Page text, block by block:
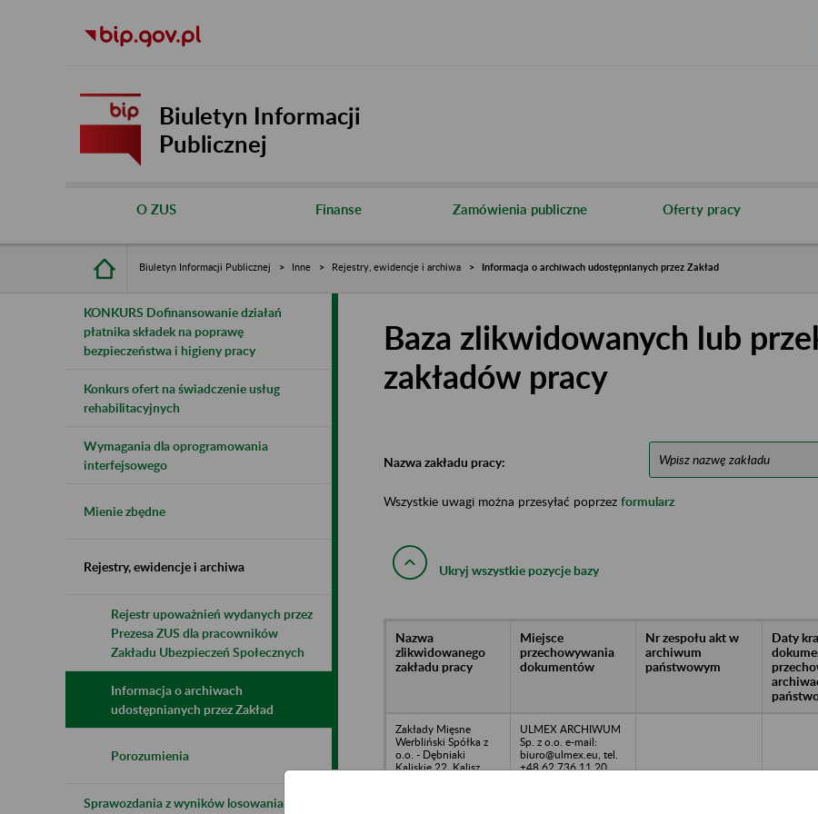
Biuletyn Informacji
Publicznej
O ZUS Finanse Zamówienia publiczne Oferty pracy
Biuletyn Informacji Publicznej Inne Rejestry, ewidencje i archiwa Informacja o archiwach udostępnianych przez Zakład
KONKURS Dofinansowanie działań
płatnika składek na poprawę
bezpieczeństwa i higieny pracy
Konkurs ofert na świadczenie usług
rehabilitacyjnych
Wymagania dla oprogramowania
interfejsowego
Mienie zbędne
Rejestry, ewidencje i archiwa
Rejestr upoważnień wydanych przez
Prezesa ZUS dla pracowników
Zakładu Ubezpieczeń Społecznych
Informacja o archiwach
udostępnianych przez Zakład
Porozumienia
Sprawozdania z wyników losowania do
Baza zlikwidowanych lub
zakładów pracy
Nazwa zakładu pracy:
Wszystkie uwagi można przesyłać poprzez formularz
Ukryj wszystkie pozycje bazy
Nazwa
zlikwidowanego
zakładu pracy
Miejsce
przechowywania
dokumentów
Nr zespołu akt w
archiwum
państwowym
Daty
Zakłady Mięsne
Werbliński Spółka z
o.o. - Dębniaki
Kaliskie 22, Kalisz
ULMEX ARCHIWUM
Sp. z o.o. e-mail:
biuro@ulmex.eu, tel.
+48 62 736 11 20,